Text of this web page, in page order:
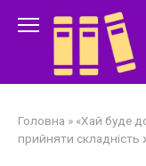
Головна » «Хай буде
прийняти складність